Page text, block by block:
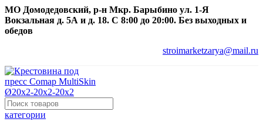
МО Домодедовский, р-н Мкр. Барыбино ул. 1-Я
Вокзальная д. 5А и д. 18. С 8:00 до 20:00. Без выходных и
обедов
stroimarketzarya@mail.ru
категории